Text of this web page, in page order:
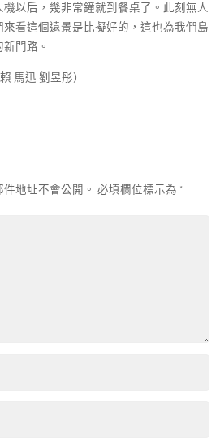
以后，幾非常鐘就到餐桌了。此刻無人
看這個遠景是比擬好的，這也為我們島
門路。
馬迅 劉昱彤）
地址不會公開。 必填欄位標示為 *